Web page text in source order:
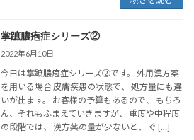
掌蹠膿疱症シリーズ②
2022年6月10日
今日は掌蹠膿疱症シリーズ②です。 外用漢方薬
を用いる場合 皮膚疾患の状態で、 処方量にも違
いが出ます。 お客様の予算もあるので、 もちろ
ん、それもふまえていきますが、 重度や中程度
の段階では、 漢方薬の量が少ないと、 ぐ […]